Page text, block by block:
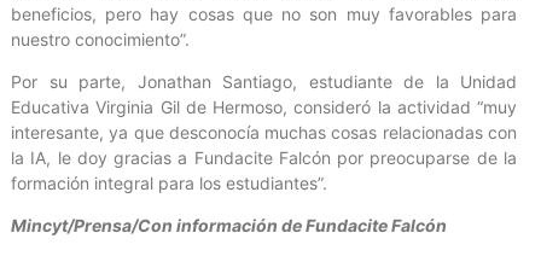
beneficios, pero hay cosas que no son muy favorables para
nuestro conocimiento”.
Por su parte, Jonathan Santiago, estudiante de la Unidad
Educativa Virginia Gil de Hermoso, consideró la actividad “muy
interesante, ya que desconocía muchas cosas relacionadas con
la IA, le doy gracias a Fundacite Falcón por preocuparse de la
formación integral para los estudiantes”.
Mincyt/Prensa/Con información de Fundacite Falcón